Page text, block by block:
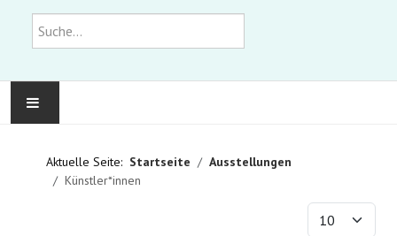
Suchen
AUSSTELLUNGEN
Aktuelle Seite: Startseite
Ausstellungen
Künstler*innen
Anzeige #